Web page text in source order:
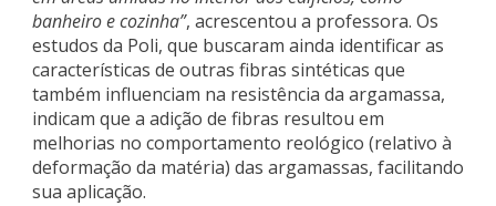
banheiro e cozinha”, acrescentou a professora. Os
estudos da Poli, que buscaram ainda identificar as
características de outras fibras sintéticas que
também influenciam na resistência da argamassa,
indicam que a adição de fibras resultou em
melhorias no comportamento reológico (relativo à
deformação da matéria) das argamassas, facilitando
sua aplicação.